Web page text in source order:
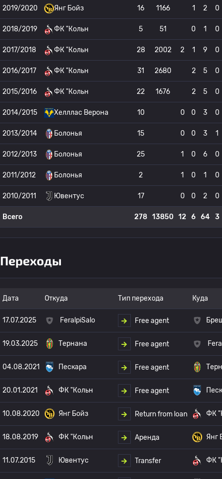
2019/2020 Янг Бойз 16 1166 1 2 0
2018/2019 ФК "Кольн 5 51 0 1 0
2017/2018 ФК "Кольн 28 2002 2 1 9 0
2016/2017 ФК "Кольн 31 2680 2 5 0
2015/2016 ФК "Кольн 22 1676 2 5 0
2014/2015 Хелллас Верона 10 0 0 3 0
2013/2014 Болонья 15 0 0 3 1
2012/2013 Болонья 25 1 0 6 0
2011/2012 Болонья 2 1 0 1 0
2010/2011 Ювентус 17 0 0 2 0
Всего 278 13850 12 6 64 3
Переходы
Дата Откуда Тип перехода Куда
17.07.2025 FeralpiSalo Free agent
19.03.2025 Тернана Free agent
04.08.2021 Пескара Free agent
20.01.2021 ФК "Кольн Free agent
10.08.2020 Янг Бойз Return from loan ФК
18.08.2019 ФК "Кольн Аренда Янг
11.07.2015 Ювентус Transfer ФК